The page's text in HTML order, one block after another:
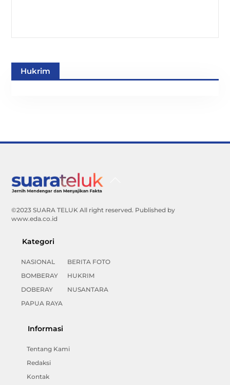
Hukrim
©2023 SUARA TELUK All right reserved. Published by
www.eda.co.id
Kategori
NASIONAL
BOMBERAY
DOBERAY
PAPUA RAYA
BERITA FOTO
HUKRIM
NUSANTARA
Informasi
Tentang Kami
Redaksi
Kontak